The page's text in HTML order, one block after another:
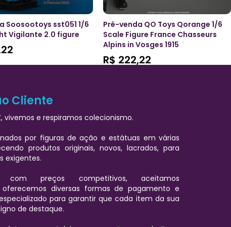
Soosootoys sst051 1/6
Vigilante 2.0 figure
Pré-venda QO Toys Qorange 1/6
Scale Figure France Chasseurs
Alpins in Vosges 1915
R$ 222,22
Cliente
vivemos e respiramos colecionismo.
por figuras de ação e estátuas em várias
produtos originais, novos, lacrados, para
exigentes.
com preços competitivos, aceitamos
oferecemos diversas formas de pagamento e
para garantir que cada item da sua
de destaque.